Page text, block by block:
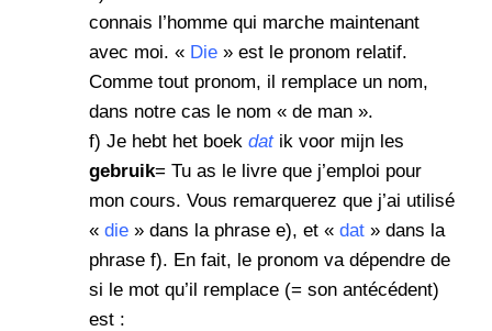
connais l’homme qui marche maintenant
avec moi. « Die » est le pronom relatif.
Comme tout pronom, il remplace un nom,
dans notre cas le nom « de man ».
f) Je hebt het boek dat ik voor mijn les
gebruik= Tu as le livre que j’emploi pour
mon cours. Vous remarquerez que j’ai utilisé
« die » dans la phrase e), et « dat » dans la
phrase f). En fait, le pronom va dépendre de
si le mot qu’il remplace (= son antécédent)
est :